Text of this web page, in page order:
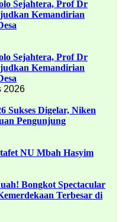
Sejahtera, Prof Dr
Kemandirian
Sejahtera, Prof Dr
Kemandirian
2026
Sukses Digelar, Niken
Pengunjung
NU Mbah Hasyim
Bongkot Spectacular
Terbesar di